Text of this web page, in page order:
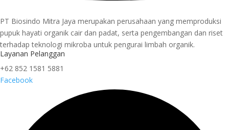
PT Biosindo Mitra Jaya merupakan perusahaan yang memproduksi
pupuk hayati organik cair dan padat, serta pengembangan dan riset
terhadap teknologi mikroba untuk pengurai limbah organik.
Layanan Pelanggan
+62 852 1581 5881
Facebook